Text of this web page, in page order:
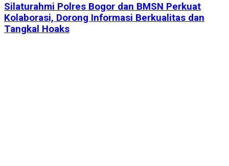
Silaturahmi Polres Bogor dan BMSN Perkuat
Kolaborasi, Dorong Informasi Berkualitas dan
Tangkal Hoaks